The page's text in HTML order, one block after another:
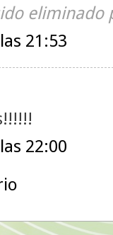
eliminado
21:53
22:00